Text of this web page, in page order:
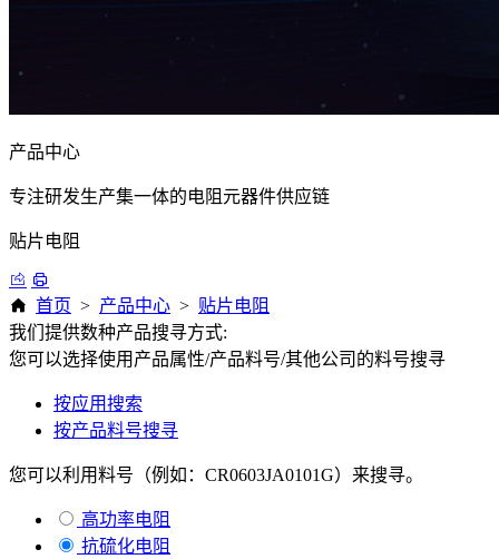
产品中心
专注研发生产集一体的电阻元器件供应链
贴片电阻
首页 > 产品中心 > 贴片电阻
我们提供数种产品搜寻方式:
您可以选择使用产品属性/产品料号/其他公司的料号搜寻
按应用搜索
按产品料号搜寻
您可以利用料号（例如：CR0603JA0101G）来搜寻。
高功率电阻
抗硫化电阻